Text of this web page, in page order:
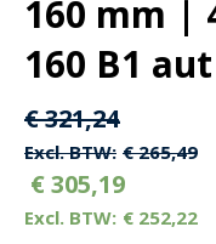
160 mm |
160 B1
Oorspronkelijke
prijs
was:
€ 321,24.
€321,24Huidige
prijs
is:
€ 321,24.
€265,49
€305,19
€ 252,22